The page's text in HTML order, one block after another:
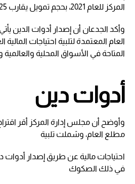
المركز للعام 2021، بحجم تمويل يقارب 125 مليار ريال.
وأكد الجدعان أن إصدار أدوات الدين
العام المعتمدة لتلبية احتياجات المالية
المتاحة في الأسواق المحلية والعالمية
أدوات دين
وأوضح أن مجلس إدارة المركز أقر
مطلع العام، وشملت تلبية
في ذلك الصكوك